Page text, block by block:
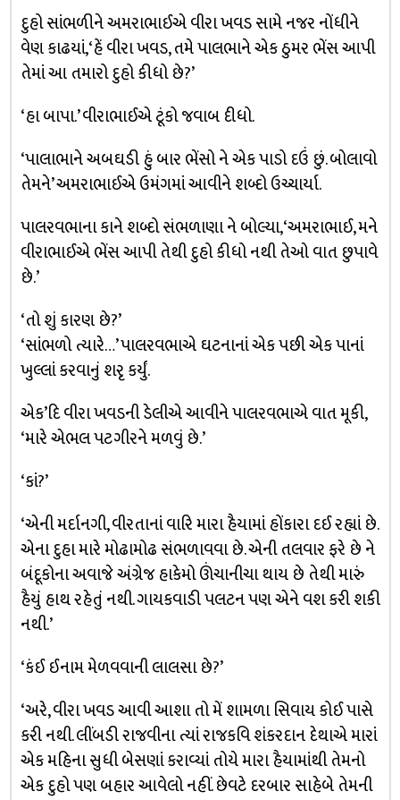
દુહો સાંભળીને અમરાભાઈએ વીરા ખવડ સામે નજર નોંધીને
વેણ કાઢયાં, ‘હેં વીરા ખવડ, તમે પાલભાને એક ઠુમર ભેંસ આપી
તેમાં આ તમારો દુહો કીધો છે?’
‘હા બાપા.’ વીરાભાઈએ ટૂંકો જવાબ દીધો.
‘પાલાભાને અબઘડી હું બાર ભેંસો ને એક પાડો દઉં છું. બોલાવો
તેમને’ અમરાભાઈએ ઉમંગમાં આવીને શબ્દો ઉચ્ચાર્યા.
પાલરવભાના કાને શબ્દો સંભળાણા ને બોલ્યા, ‘અમરાભાઈ, મને
વીરાભાઈએ ભેંસ આપી તેથી દુહો કીધો નથી તેઓ વાત છુપાવે
છે.’
‘તો શું કારણ છે?’
‘સાંભળો ત્યારે…’ પાલરવભાએ ઘટનાનાં એક પછી એક પાનાં
ખુલ્લાં કરવાનું શરૃ કર્યું.
એક’દિ વીરા ખવડની ડેલીએ આવીને પાલરવભાએ વાત મૂકી,
‘મારે એભલ પટગીરને મળવું છે.’
‘કાં?’
‘એની મર્દાનગી, વીરતાનાં વારિ મારા હૈયામાં હોંકારા દઈ રહ્યાં છે.
એના દુહા મારે મોઢામોઢ સંભળાવવા છે. એની તલવાર ફરે છે ને
બંદૂકોના અવાજે અંગ્રેજ હાકેમો ઊંચાનીચા થાય છે તેથી મારું
હૈયું હાથ રહેતું નથી. ગાયકવાડી પલટન પણ એને વશ કરી શકી
નથી.’
‘કંઈ ઈનામ મેળવવાની લાલસા છે?’
‘અરે, વીરા ખવડ આવી આશા તો મેં શામળા સિવાય કોઈ પાસે
કરી નથી. લીંબડી રાજવીના ત્યાં રાજકવિ શંકરદાન દેથાએ મારાં
એક મહિના સુધી બેસણાં કરાવ્યાં તોયે મારા હૈયામાંથી તેમનો
એક દુહો પણ બહાર આવેલો નહીં. છેવટે દરબાર સાહેબે તેમની